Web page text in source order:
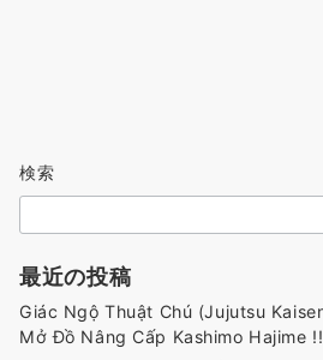
検索
最近の投稿
Giác Ngộ Thuật Chú (Jujutsu
Mở Đồ Nâng Cấp Kashimo Hajime